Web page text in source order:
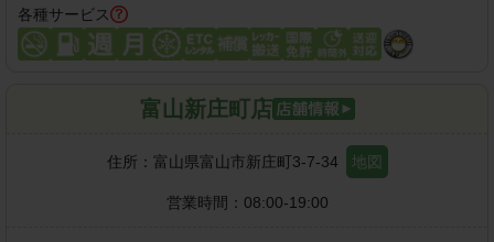
各種サービス
富山新庄町店
住所： 富山県富山市新庄町3-7-34 地図
営業時間： 08:00-19:00